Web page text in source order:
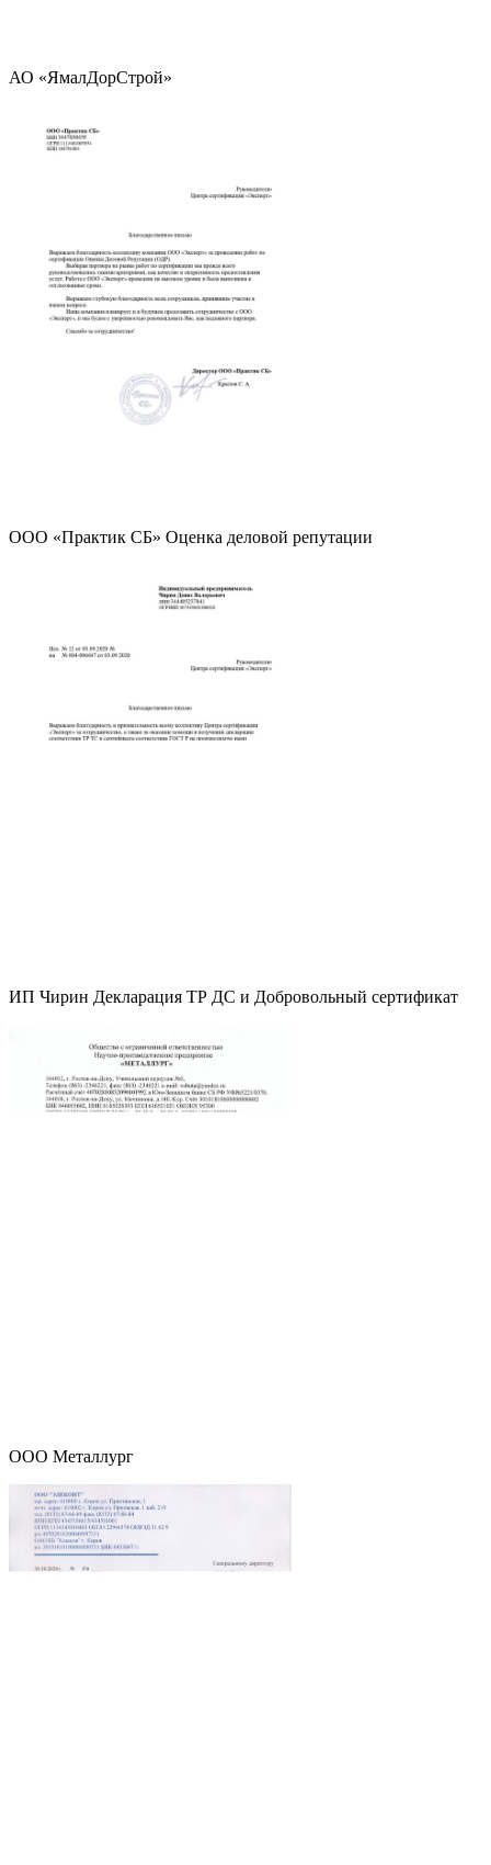
АО «ЯмалДорСтрой»
ООО «Практик СБ» Оценка деловой репутации
ИП Чирин Декларация ТР ДС и Добровольный сертификат
ООО Металлург